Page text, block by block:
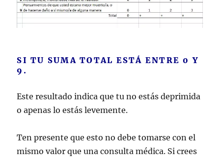
SI TU SUMA TOTAL ESTÁ ENTRE 0 Y
9.
Este resultado indica que tu no estás deprimida
o apenas lo estás levemente.
Ten presente que esto no debe tomarse con el
mismo valor que una consulta médica. Si crees